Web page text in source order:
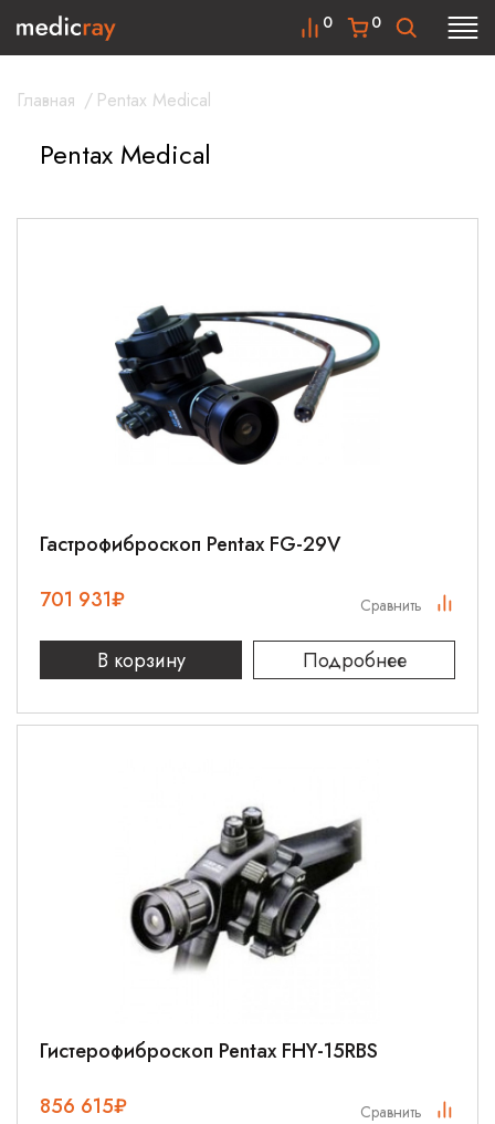
0
0
Главная / Pentax Medical
Pentax Medical
Гастрофиброскоп Pentax FG-29V
701 931₽
В корзину Подробнее
Сравнить
Гистерофиброскоп Pentax FHY-15RBS
856 615₽ Сравнить